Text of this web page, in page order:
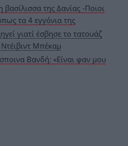
βασίλισσα της Δανίας -Ποιοι
τα 4 εγγόνια της
γιατί έσβησε το τατουάζ
Μπέκαμ
Βανδή: «Είναι φαν μου